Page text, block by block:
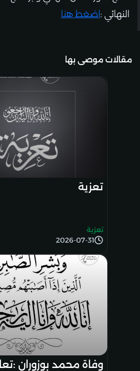
النهائي :اضغط هنا
مقالات موصى بها
تعزية
2026-07-31
تعزية
وفاة محمد بوزوران